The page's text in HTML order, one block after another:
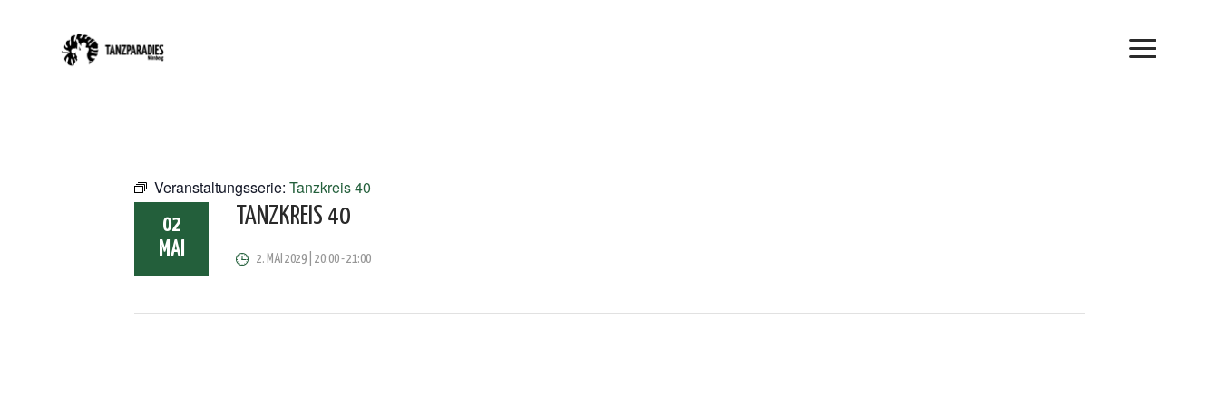
Veranstaltungsserie: Tanzkreis 40
02
MAI
TANZKREIS 40
2. MAI 2029 | 20:00-21:00